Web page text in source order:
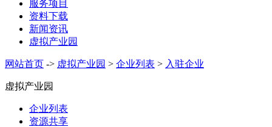
服务项目
资料下载
新闻资讯
虚拟产业园
网站首页 -> 虚拟产业园 > 企业列表 > 入驻企业
虚拟产业园
企业列表
资源共享